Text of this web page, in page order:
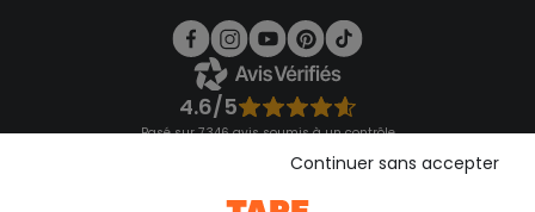
4.6/5
Basé sur 7 346 avis soumis à un contrôle
Consulter les CGUContinuer sans accepter